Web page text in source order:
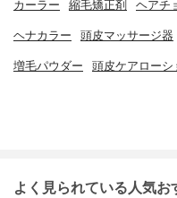
カーラー 縮毛矯正剤 ヘアチ
ヘナカラー 頭皮マッサージ器
増毛パウダー 頭皮ケアローシ
よく見られている人気お